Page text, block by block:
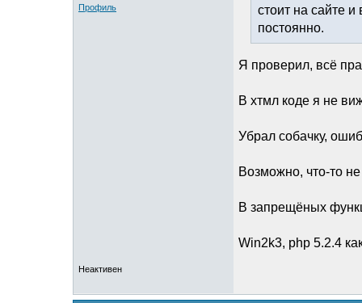
Профиль
стоит на сайте и
постоянно.
Я проверил, всё
В хтмл коде я не
Убрал собачку,
Возможно, что-то
В запрещёных
Win2k3, php 5.2.4
Неактивен